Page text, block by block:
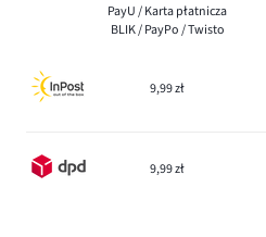
PayU / Karta płatnicza
BLIK / PayPo / Twisto
9,99 zł
9,99 zł